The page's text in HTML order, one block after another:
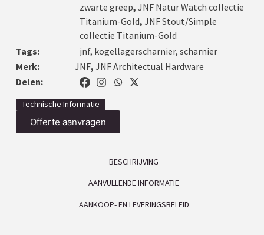
zwarte greep, JNF Natur Watch collectie
Titanium-Gold, JNF Stout/Simple
collectie Titanium-Gold
Tags:
jnf, kogellagerscharnier, scharnier
Merk:
JNF, JNF Architectual Hardware
Delen:
Technische Informatie
Offerte aanvragen
BESCHRIJVING
AANVULLENDE INFORMATIE
AANKOOP- EN LEVERINGSBELEID